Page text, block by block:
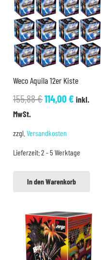
Weco Aquila 12er Kiste
155,88€Ursprünglicher
114,00€Aktueller
inkl.
MwSt.
zzgl. Versandkosten
Lieferzeit:2 - 5 Werktage
In den Warenkorb